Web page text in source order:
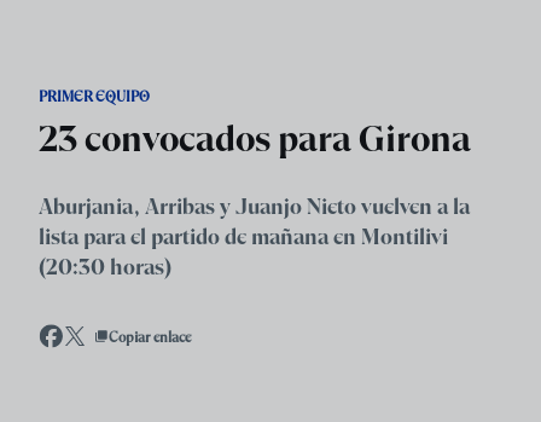
PRIMER EQUIPO
23 convocados para Girona
Aburjania, Arribas y Juanjo Nieto vuelven a la
lista para el partido de mañana en Montilivi
(20:30 horas)
Copiar enlace